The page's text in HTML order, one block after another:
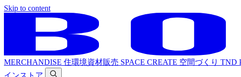
Skip to content
MERCHANDISE 住環境資材販売 SPACE CREATE 空間づくり TND